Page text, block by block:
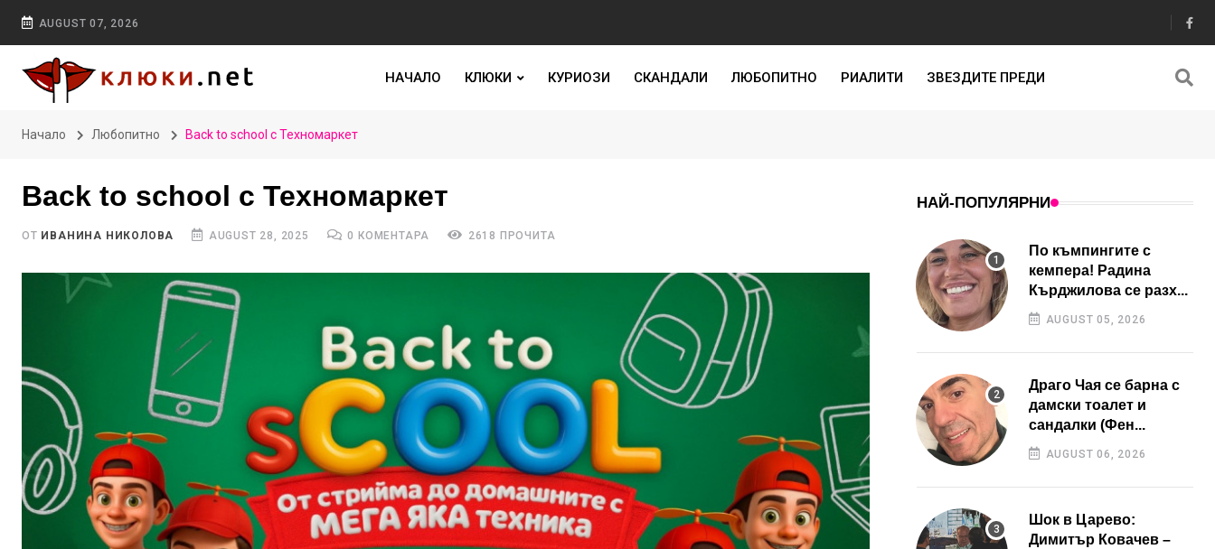
AUGUST 07, 2026
НАЧАЛО КЛЮКИ КУРИОЗИ СКАНДАЛИ ЛЮБОПИТНО РИАЛИТИ ЗВЕЗДИТЕ ПРЕДИ
Начало Любопитно Back to school с Техномаркет
Back to school с Техномаркет
ОТ ИВАНИНА НИКОЛОВА AUGUST 28, 2025 0 КОМЕНТАРА 2618 ПРОЧИТА
НАЙ-ПОПУЛЯРНИ
По къмпингите с
кемпера! Радина
Кърджилова се разх...
AUGUST 05, 2026
Драго Чая се барна с
дамски тоалет и
сандалки (Фен...
AUGUST 06, 2026
Шок в Царево:
Димитър Ковачев –